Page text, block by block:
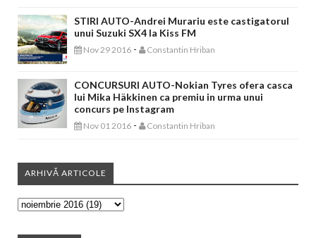
STIRI AUTO-Andrei Murariu este castigatorul
unui Suzuki SX4 la Kiss FM
Nov 29 2016 - Constantin Hriban
CONCURSURI AUTO-Nokian Tyres ofera casca
lui Mika Häkkinen ca premiu in urma unui
concurs pe Instagram
Nov 01 2016 - Constantin Hriban
ARHIVĂ ARTICOLE